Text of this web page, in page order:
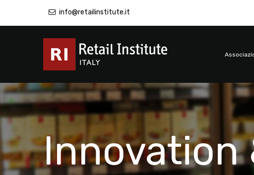
info@retailinstitute.it
Innovation